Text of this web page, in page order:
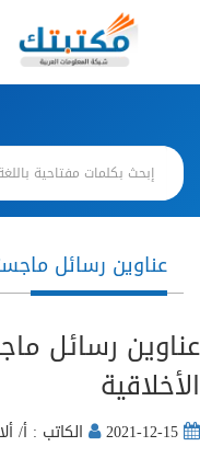
عناوين رسائل
عناوين رسائل
الأخلاقية
الكاتب : أ/